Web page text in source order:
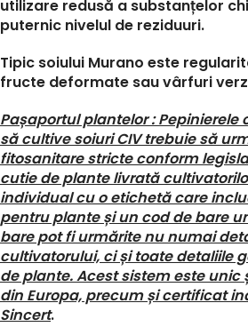
utilizare redusă a substanțelor
puternic nivelul de reziduuri.
Tipic soiului Murano este
fructe deformate sau vârfuri
Pașaportul plantelor : Pepinierele
să cultive soiuri CIV trebuie să
fitosanitare stricte conform
cutie de plante livrată
individual cu o etichetă care
pentru plante și un cod de bare
bare pot fi urmărite nu numai
cultivatorului, ci și toate detaliile
de plante. Acest sistem este
din Europa, precum și certificat
Sincert.